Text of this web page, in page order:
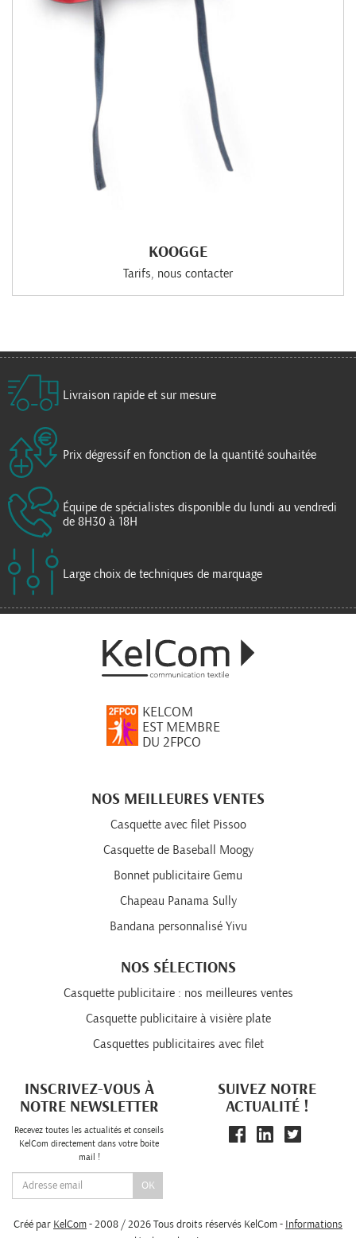
KOOGGE
Tarifs, nous contacter
Livraison rapide et sur mesure
Prix dégressif en fonction de la quantité souhaitée
Équipe de spécialistes disponible du lundi au vendredi
de 8H30 à 18H
Large choix de techniques de marquage
KELCOM
EST MEMBRE
DU 2FPCO
NOS MEILLEURES VENTES
Casquette avec filet Pissoo
Casquette de Baseball Moogy
Bonnet publicitaire Gemu
Chapeau Panama Sully
Bandana personnalisé Yivu
NOS SÉLECTIONS
Casquette publicitaire : nos meilleures ventes
Casquette publicitaire à visière plate
Casquettes publicitaires avec filet
INSCRIVEZ-VOUS À
NOTRE NEWSLETTER
Recevez toutes les actualités et conseils
KelCom directement dans votre boite
mail !
OK
SUIVEZ NOTRE
ACTUALITÉ !
Créé par KelCom - 2008 / 2026 Tous droits réservés KelCom - Informations